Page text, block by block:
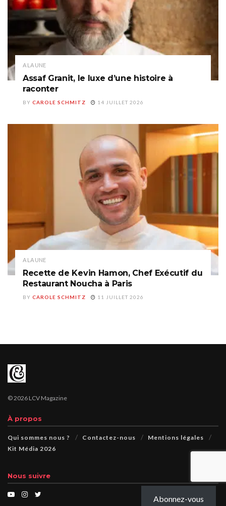
A LA UNE
Assaf Granit, le luxe d’une histoire à
raconter
BY CAROLE SCHMITZ 14 JUILLET 2026
A LA UNE
Recette de Kevin Hamon, Chef Exécutif du
Restaurant Noucha à Paris
BY CAROLE SCHMITZ 11 JUILLET 2026
© 2026 LCV Magazine
À propos
Qui sommes nous ? Contactez-nous
Mentions légales
Kit Média 2026
Nous suivre
Abonnez-vous